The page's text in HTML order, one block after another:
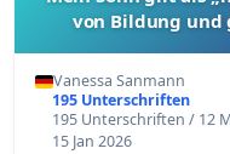
von Bildung und
Vanessa Sanmann
195 Unterschriften
195 Unterschriften / 12
15 Jan 2026